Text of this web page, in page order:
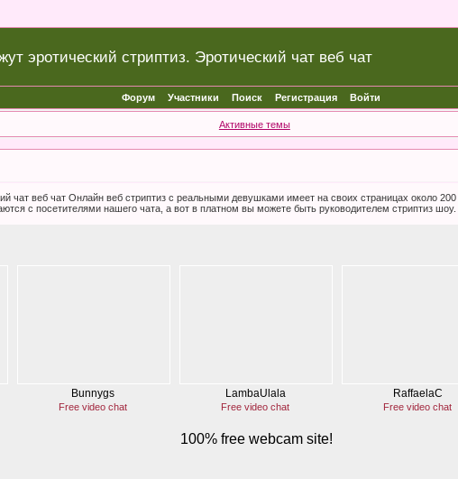
эротический стриптиз. Эротический чат веб чат
Форум Участники Поиск Регистрация Войти
Активные темы
чат веб чат Онлайн веб стриптиз с реальными девушками имеет на своих страницах около
с посетителями нашего чата, а вот в платном вы можете быть руководителем стриптиз шоу.